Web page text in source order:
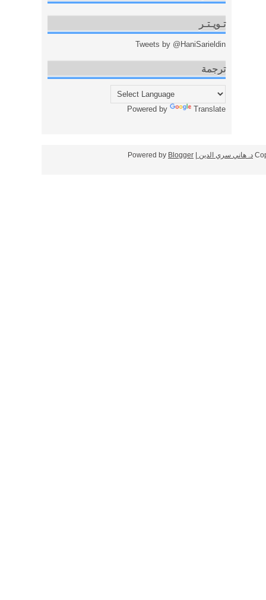
تـويـتـر
Tweets by @HaniSarieldin
ترجمة
Powered by Translate
د. هاني سري الدين | Powered by
Blogger